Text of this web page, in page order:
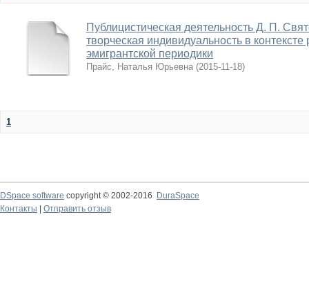
Публицистическая деятельность Д. П.
творческая индивидуальность в контексте
эмигрантской периодики
Прайс, Наталья Юрьевна (2015-11-18)
1
DSpace software copyright © 2002-2016
DuraSpace
Контакты
Отправить отзыв